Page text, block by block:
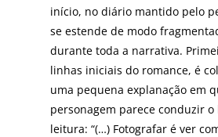
início, no diário mantido pelo
se estende de modo
durante toda a narrativa.
linhas iniciais do romance, é
uma pequena explanação em
personagem parece conduzir
leitura: “(…) Fotografar é ver